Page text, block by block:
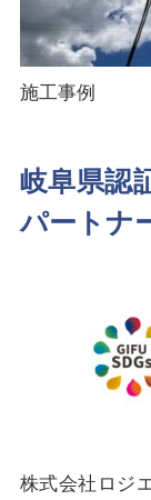
施工事例
岐阜県認
パートナ
株式会社ロジ